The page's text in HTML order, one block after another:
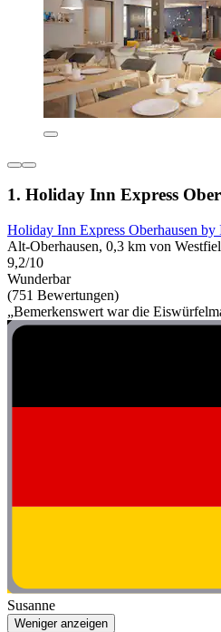
1. Holiday Inn Express
Holiday Inn Express Oberhausen by
Alt-Oberhausen, 0,3 km von
9,2/10
Wunderbar
(751 Bewertungen)
„Bemerkenswert war die
Susanne
Weniger anzeigen